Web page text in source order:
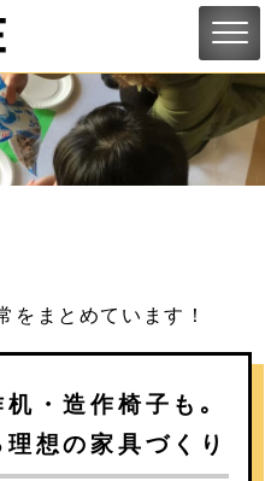
まとめています！
机・造作椅子も｡
想の家具づくり